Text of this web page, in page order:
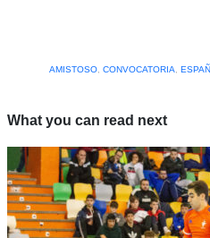
AMISTOSO, CONVOCATORIA
What you can read next